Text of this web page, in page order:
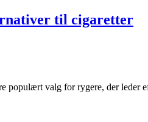
til cigaretter
populært valg for rygere, der